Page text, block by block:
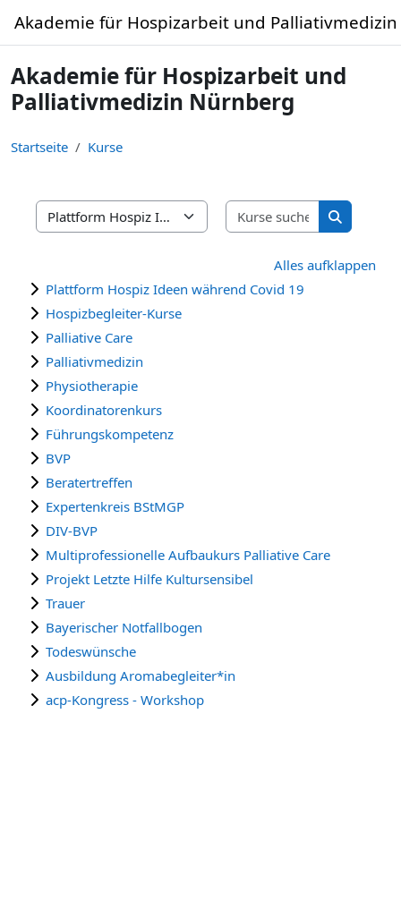
Akademie für Hospizarbeit und
Akademie für Hospizarbeit und
Palliativmedizin Nürnberg
Startseite Kurse
Kursbereiche
Kurse suchen
Kurse
Alles aufklappen
Plattform Hospiz Ideen während Covid 19
Hospizbegleiter-Kurse
Palliative Care
Palliativmedizin
Physiotherapie
Koordinatorenkurs
Führungskompetenz
BVP
Beratertreffen
Expertenkreis BStMGP
DIV-BVP
Multiprofessionelle Aufbaukurs Palliative Care
Projekt Letzte Hilfe Kultursensibel
Trauer
Bayerischer Notfallbogen
Todeswünsche
Ausbildung Aromabegleiter*in
acp-Kongress - Workshop